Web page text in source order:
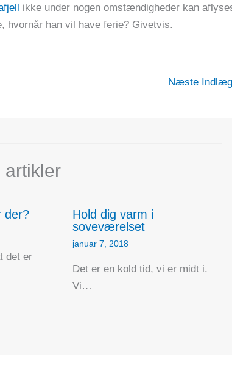
ikke under nogen omstændigheder kan
han vil have ferie? Givetvis.
Næste Indlæg
artikler
der?
det er
Hold dig varm i
soveværelset
januar 7, 2018
Det er en kold tid, vi er midt i.
Vi…